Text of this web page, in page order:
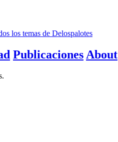
los temas de Delospalotes
Publicaciones About